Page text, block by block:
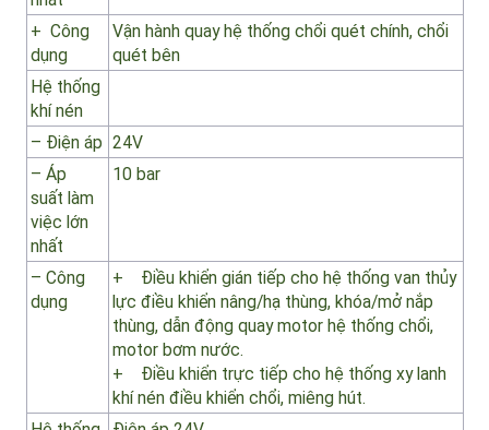
thủy lực
dẫn động
hệ thống
chổi
+ Áp
suất làm
việc lớn
nhất
+ Công
dụng
Hệ thống
khí nén
24V
việc lớn
10 bar